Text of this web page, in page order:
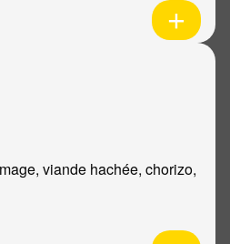
viande hachée, chorizo,